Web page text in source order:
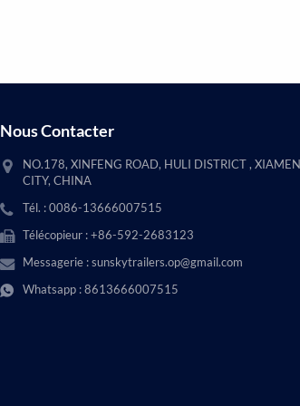
Nous Contacter
NO.178, XINFENG ROAD, HULI DISTRICT , XIAMEN
CITY, CHINA
Tél. : 0086-13666007515
Télécopieur : +86-592-2683123
Messagerie :sunskytrailers.op@gmail.com
Whatsapp :8613666007515